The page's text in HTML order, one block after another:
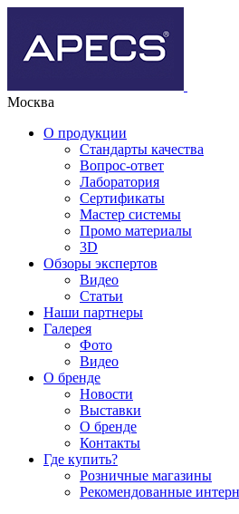
Москва
О продукции
Стандарты качества
Вопрос-ответ
Лаборатория
Сертификаты
Мастер системы
Промо материалы
3D
Обзоры экспертов
Видео
Статьи
Наши партнеры
Галерея
Фото
Видео
О бренде
Новости
Выставки
О бренде
Контакты
Где купить?
Розничные магазины
Рекомендованные